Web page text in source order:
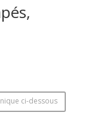
ci-dessous